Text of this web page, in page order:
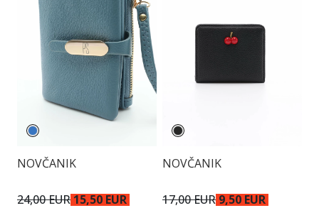
NOVČANIK
24,00 EUR 15,50 EUR
NOVČANIK
17,00 EUR 9,50 EUR